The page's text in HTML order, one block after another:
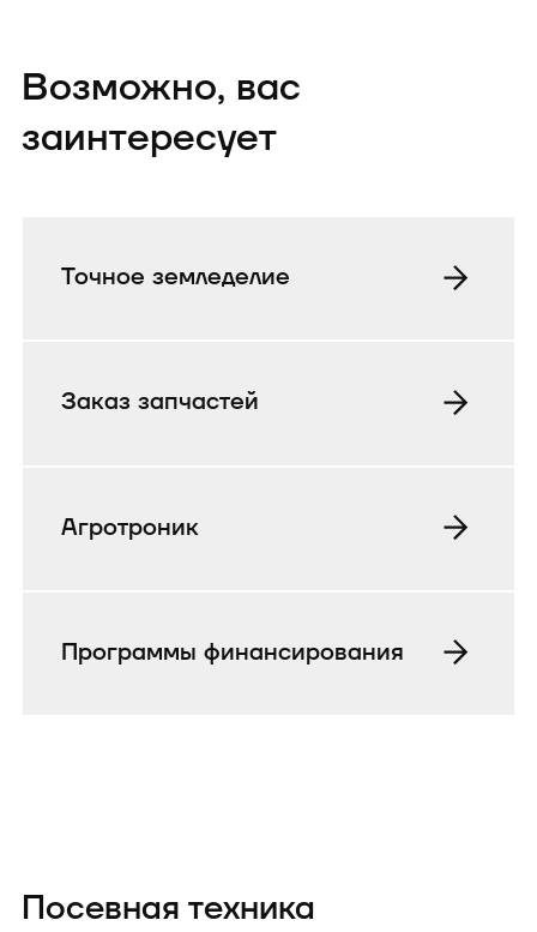
Возможно, вас
заинтересует
Точное земледелие
Заказ запчастей
Агротроник
Программы финансирования
Посевная техника